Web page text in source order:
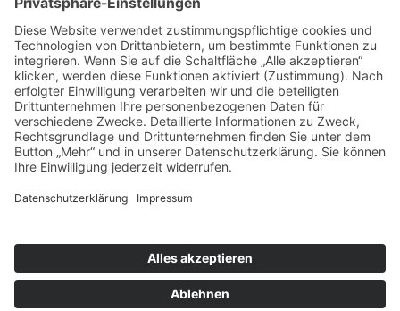
nach oben
Impressum|Datenschutz